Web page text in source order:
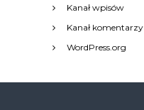
Kanał wpisów
Kanał komentarzy
WordPress.org